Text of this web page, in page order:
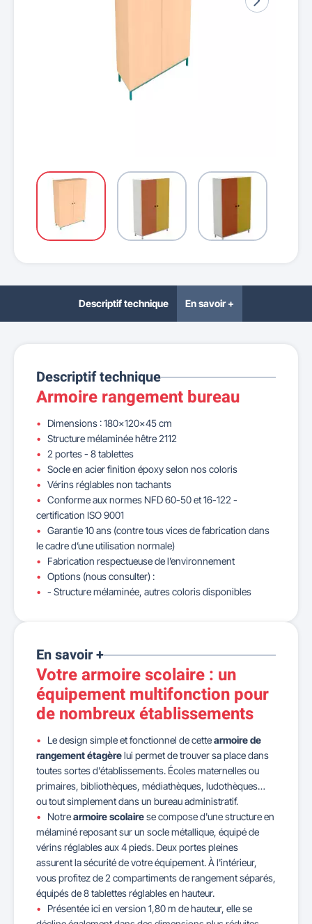
Descriptif technique En savoir +
Descriptif technique
Armoire rangement bureau
Dimensions : 180x120x45 cm
Structure mélaminée hêtre 2112
2 portes - 8 tablettes
Socle en acier finition époxy selon nos coloris
Vérins réglables non tachants
Conforme aux normes NFD 60-50 et 16-122 -
certification ISO 9001
Garantie 10 ans (contre tous vices de fabrication dans
le cadre d’une utilisation normale)
Fabrication respectueuse de l’environnement
Options (nous consulter) :
- Structure mélaminée, autres coloris disponibles
En savoir +
Votre armoire scolaire : un
équipement multifonction pour
de nombreux établissements
Le design simple et fonctionnel de cettearmoire de
rangement étagèrelui permet de trouver sa place dans
toutes sortes d'établissements. Écoles maternelles ou
primaires, bibliothèques, médiathèques, ludothèques…
ou tout simplement dans un bureau administratif.
Notrearmoire scolairese compose d'une structure en
mélaminé reposant sur un socle métallique, équipé de
vérins réglables aux 4 pieds. Deux portes pleines
assurent la sécurité de votre équipement. À l'intérieur,
vous profitez de 2 compartiments de rangement séparés,
équipés de 8 tablettes réglables en hauteur.
Présentée ici en version 1,80 m de hauteur, elle se